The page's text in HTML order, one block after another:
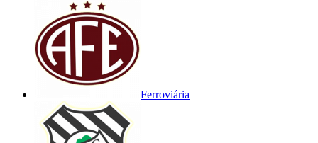
Ferroviária